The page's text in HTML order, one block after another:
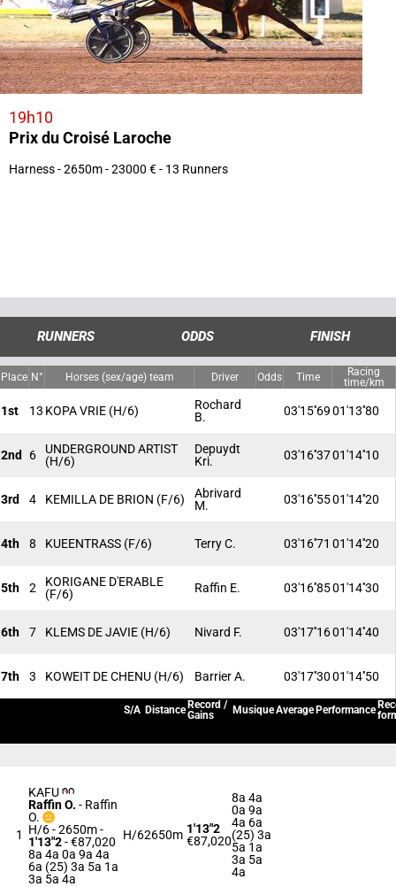
19h10
Prix du Croisé Laroche
Harness - 2650m - 23000 € - 13 Runners
RUNNERS ODDS FINISH
Place N° Horses (sex/age) team Driver Odds Time
Racing
time/km
1st 13 KOPA VRIE (H/6)
Rochard
B.
03'15''6901'13''80
2nd 6
UNDERGROUND ARTIST
(H/6)
Depuydt
Kri.
03'16''3701'14''10
3rd 4 KEMILLA DE BRION (F/6)
Abrivard
M.
03'16''5501'14''20
4th 8 KUEENTRASS (F/6) Terry C. 03'16''71 01'14''20
5th 2
KORIGANE D'ERABLE
(F/6)
Raffin E. 03'16''8501'14''30
6th 7 KLEMS DE JAVIE (H/6) Nivard F. 03'17''1601'14''40
7th 3 KOWEIT DE CHENU (H/6) Barrier A. 03'17''3001'14''50
S/A Distance Record /
Gains
MusiqueAverage Performance
1
KAFU
Raffin O. - Raffin
O.
H/6 - 2650m-
1'13"2- €87,020
8a 4a 0a 9a 4a
6a (25) 3a 5a 1a
3a 5a 4a
H/62650m 1'13"2
€87,020
8a 4a
0a 9a
4a 6a
(25) 3a
5a 1a
3a 5a
4a